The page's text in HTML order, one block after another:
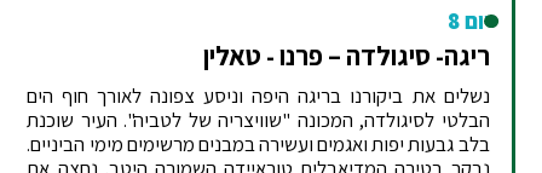
יום 8
ריגה- סיגולדה – פרנו - טאלין
נשלים את ביקורנו בריגה היפה וניסע צפונה לאורך חוף הים
הבלטי לסיגולדה, המכונה "שוויצריה של לטביה". העיר שוכנת
בלב גבעות יפות ואגמים ועשירה במבנים מרשימים מימי הביניים.